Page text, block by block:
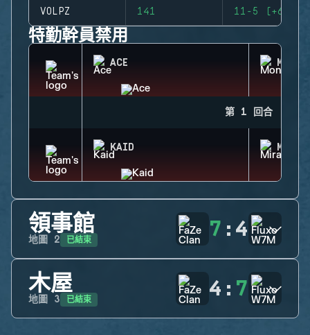
VOLPZ 141 11-5 (+6)
特勤幹員禁用
ACE
第 1 回合
KAID MIRA
領事館
地圖 2 已結束 7 : 4
木屋
地圖 3 已結束 4 : 7